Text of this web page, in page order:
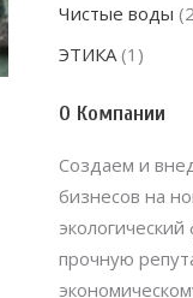
Чистые воды
ЭТИКА(1)
О Компании
Создаем и
бизнесов на
прочную